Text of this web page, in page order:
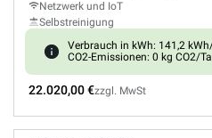
Netzwerk und IoT
Selbstreinigung
Verbrauch in kWh: 141,2
CO2-Emissionen: 0 kg CO2/
22.020,00 €zzgl. MwSt